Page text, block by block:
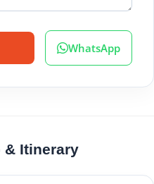
WhatsApp
& Itinerary